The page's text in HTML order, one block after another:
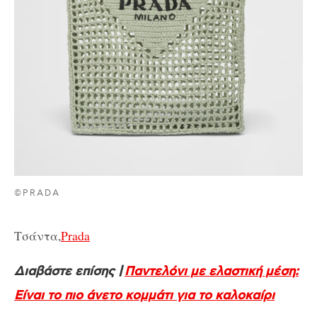
©PRADA
Τσάντα,Prada
Διαβάστε επίσης |Παντελόνι με ελαστική μέση:
Είναι το πιο άνετο κομμάτι για το καλοκαίρι